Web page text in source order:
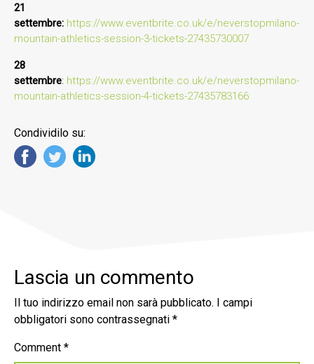
21
settembre: https://www.eventbrite.co.uk/e/neverstopmilano-
mountain-athletics-session-3-tickets-27435730007
28
settembre: https://www.eventbrite.co.uk/e/neverstopmilano-
mountain-athletics-session-4-tickets-27435783166
Condividilo su:
Lascia un commento
Il tuo indirizzo email non sarà pubblicato.
I campi
obbligatori sono contrassegnati *
Comment *